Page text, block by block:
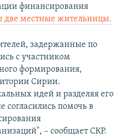
финансирования
две местные жительницы.
задержанные по
с участником
формирования,
Сирии.
идей и разделяя его
согласились помочь в
– сообщает СКР.